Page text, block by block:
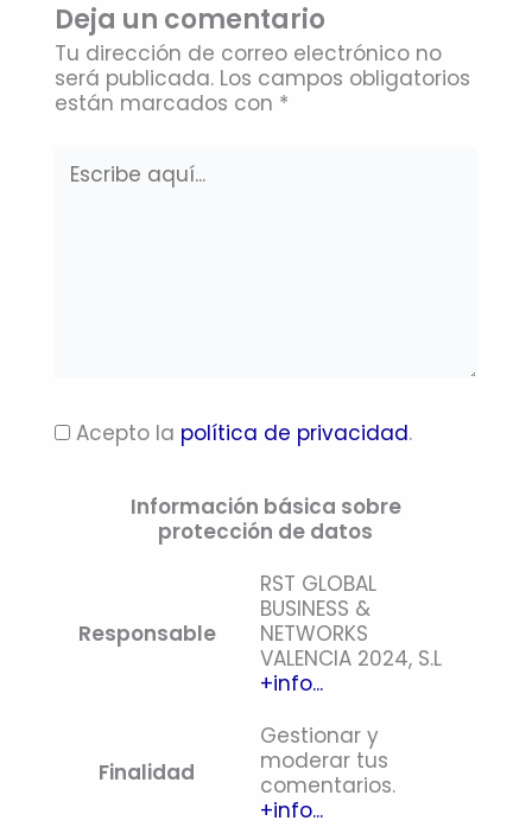
Deja un comentario
Tu dirección de correo electrónico no
será publicada. Los campos obligatorios
están marcados con *
aquí...
Acepto la política de privacidad.
Información básica sobre
protección de datos
Responsable
RST GLOBAL
BUSINESS &
NETWORKS
VALENCIA 2024, S.L
+info...
Finalidad
Gestionar y
moderar tus
comentarios.
+info...